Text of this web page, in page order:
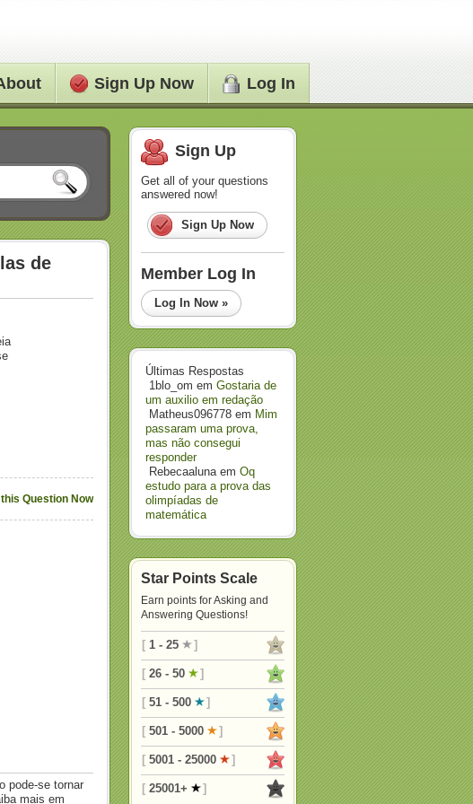
Sign Up Now Log In
de
Question Now
pode-se tornar
mais em
Sign Up
Get all of your questions
answered now!
Sign Up Now
Member Log In
Log In Now »
Últimas Respostas
1blo_om em Gostaria de
um auxilio em redação
Matheus096778 em Mim
passaram uma prova,
mas não consegui
responder
Rebecaalunaem Oq
estudo para a prova das
olimpíadas de
matemática
Star Points Scale
Earn points for Asking and
Answering Questions!
[ 1 - 25 ]
[ 26 - 50 ]
[ 51 - 500 ]
[ 501 - 5000 ]
[ 5001 - 25000 ]
[ 25001+ ]